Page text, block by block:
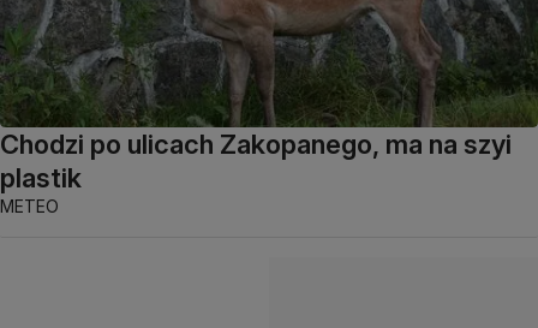
Chodzi po ulicach Zakopanego, ma na szyi
plastik
METEO